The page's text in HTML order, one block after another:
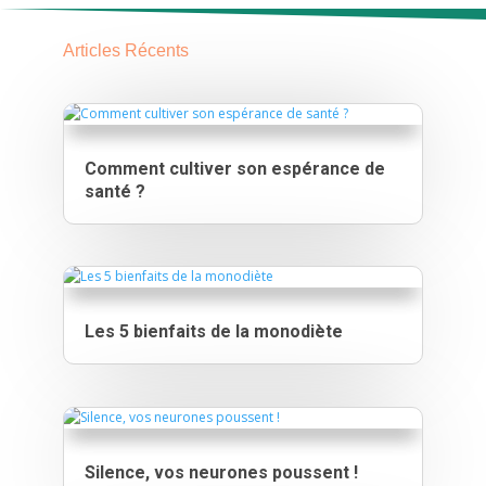
Articles Récents
Comment cultiver son espérance de
santé ?
Les 5 bienfaits de la monodiète
Silence, vos neurones poussent !